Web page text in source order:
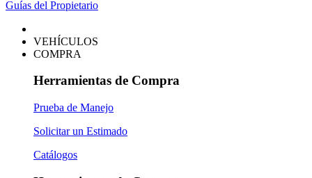
Guías del Propietario
VEHÍCULOS
COMPRA
Herramientas de Compra
Prueba de Manejo
Solicitar un Estimado
Catálogos